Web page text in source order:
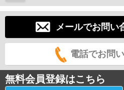
メールでお問い
電話でお問
無料会員登録はこちら